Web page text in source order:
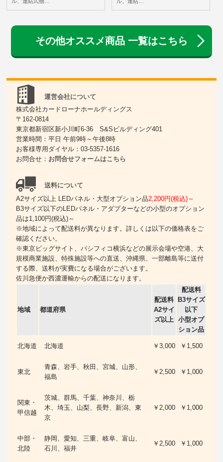
その他オススメ商品 一覧はこちら
運営会社について
株式会社カードローナホールディングス
〒162-0814
東京都新宿区新小川町6-36 S&Sビルディング401
営業時間：平日 午前9時～午後8時
お客様専用ダイヤル：03-5357-1616
お問合せ： お問合せフォームはこちら
送料について
A2サイズ以上 LEDパネル・大型オプション品2,200円(税込)～
B3サイズ以下のLEDパネル・アダプターなどの小型のオプション
品は1,100円(税込)～
※地域によって配送料が異なります。詳しくは以下の価格表をご
確認ください。
※東京ビッグサイト、パシフィコ横浜などの展示会場や空港、大
規模商業施設、特殊施設等への直送、沖縄県、一部離島等に送付
する際、送料が実費になる場合がございます。
佐川急便か西濃運輸からの配送になります。
地域 都道府県
配送料
A2サイ
ズ以上
配送料
B3サイズ
以下
小型オプ
ション品
北海道 北海道 ￥3,000 ￥1,500
東北
青森、岩手、秋田、宮城、山形、
福島
￥2,500 ￥1,000
関東・
甲信越
茨城、群馬、千葉、神奈川、栃
木、埼玉、山梨、長野、新潟、東
京
￥2,000 ￥1,000
中部・
北陸
静岡、愛知、三重、岐阜、富山、
石川、福井
￥2,500 ￥1,000